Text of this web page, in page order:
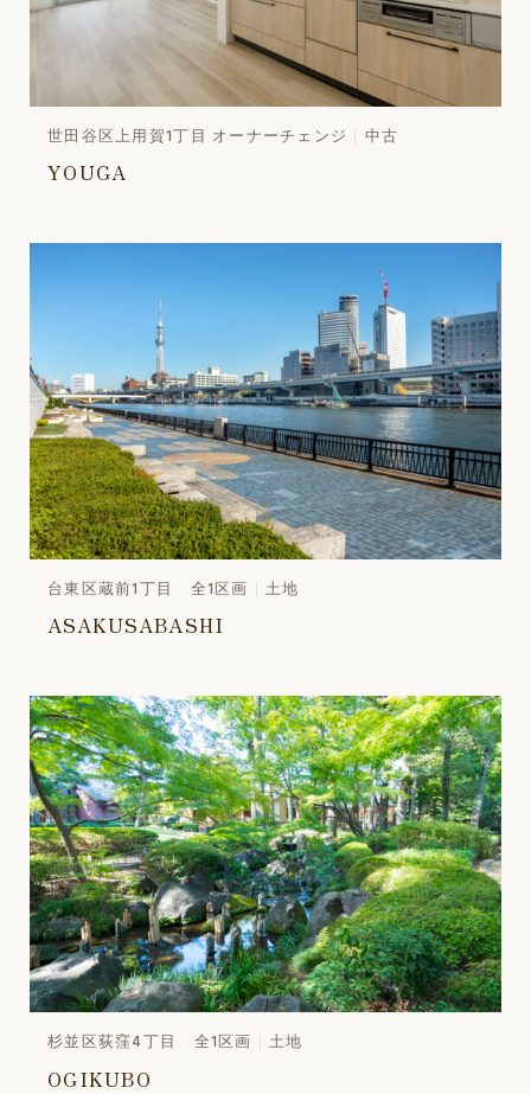
世田谷区上用賀1丁目 オーナーチェンジ 中古
YOUGA
台東区蔵前1丁目 全1区画 土地
ASAKUSABASHI
杉並区荻窪4丁目 全1区画 土地
OGIKUBO